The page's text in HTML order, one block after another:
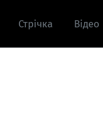
Стрічка Відео